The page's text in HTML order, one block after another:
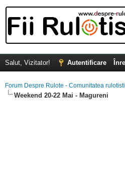
Salut, Vizitator! Autentificare
Forum Despre Rulote - Comunitatea
Weekend 20-22 Mai - Magureni